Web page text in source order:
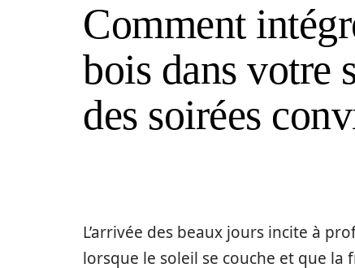
Comment
bois dans votre
des soirées
L’arrivée des beaux jours incite à
lorsque le soleil se couche et que la